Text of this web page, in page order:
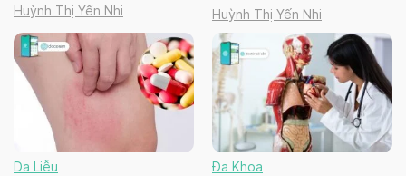
Huỳnh Thị Yến Nhi Huỳnh Thị Yến Nhi
Da Liễu Đa Khoa